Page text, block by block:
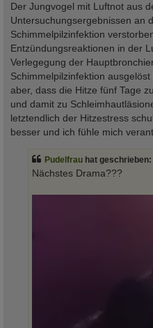
Der Jungvogel mit Luftnot aus
Untersuchungsergebnissen an
Schimmelpilzinfektion
Entzündungsreaktionen in der
Verlegegung der
Schimmelpilzinfektion
aber, dass die Hitze fünf Tage
und damit zu
letztendlich der Hitzestress
besser und ich fühle mich
Pudelfrau hat geschrieben:
Nächstes Drama???